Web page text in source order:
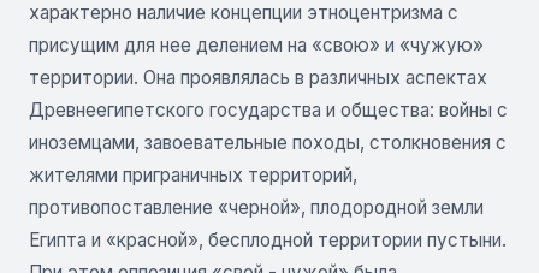
характерно наличие концепции этноцентризма с
присущим для нее делением на «свою» и «чужую»
территории. Она проявлялась в различных аспектах
Древнеегипетского государства и общества: войны с
иноземцами, завоевательные походы, столкновения с
жителями приграничных территорий,
противопоставление «черной», плодородной земли
Египта и «красной», бесплодной территории пустыни.